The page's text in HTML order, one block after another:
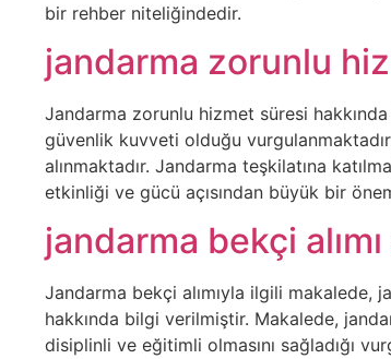
bir rehber niteliğindedir.
jandarma zorunlu
Jandarma zorunlu hizmet süresi
güvenlik kuvveti olduğu
alınmaktadır. Jandarma teşkilatına
etkinliği ve gücü açısından büyük bir
jandarma bekçi
Jandarma bekçi alımıyla ilgili makalede,
hakkında bilgi verilmiştir. Makalede,
disiplinli ve eğitimli olmasını sağladığı